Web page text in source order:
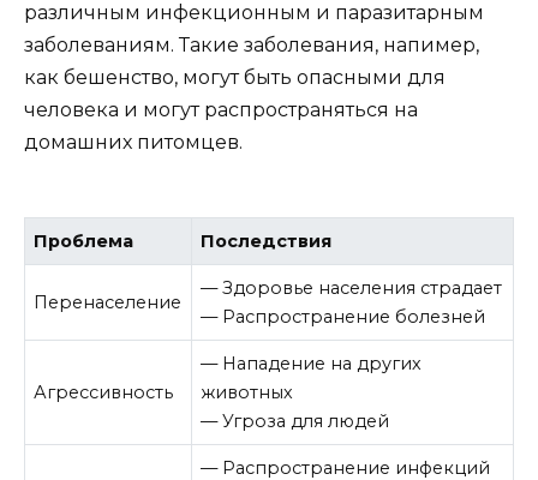
различным инфекционным и паразитарным
заболеваниям. Такие заболевания, напимер,
как бешенство, могут быть опасными для
человека и могут распространяться на
домашних питомцев.
Проблема Последствия
Перенаселение
— Здоровье населения страдает
— Распространение болезней
Агрессивность
— Нападение на других
животных
— Угроза для людей
— Распространение инфекций